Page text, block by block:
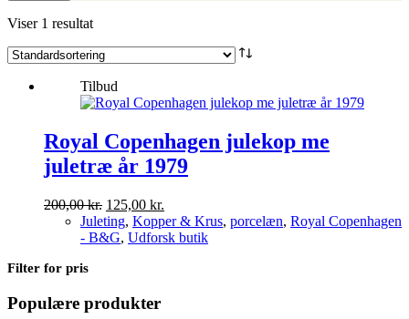
Viser 1 resultat
Tilbud
Royal Copenhagen julekop me
juletræ år 1979
200,00kr. Den
oprindelige
pris
125,00 kr.
aktuelle
pris
Juleting, Kopper & Krus, porcelæn, Royal Copenhagen
- B&G, Udforsk butik
Filter for pris
Populære produkter